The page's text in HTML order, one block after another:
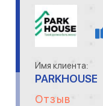
Имя клиента:
PARKHOUSE
Отзыв